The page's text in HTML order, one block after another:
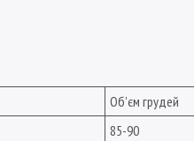
Об'єм грудей
85-90